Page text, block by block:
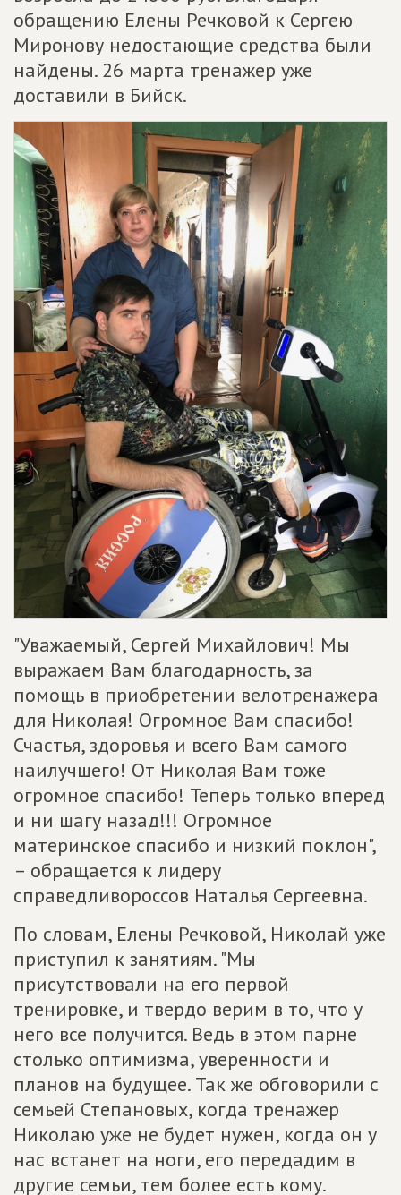
обращению Елены Речковой к Сергею
Миронову недостающие средства были
найдены. 26 марта тренажер уже
доставили в Бийск.
"Уважаемый, Сергей Михайлович! Мы
выражаем Вам благодарность, за
помощь в приобретении велотренажера
для Николая! Огромное Вам спасибо!
Счастья, здоровья и всего Вам самого
наилучшего! От Николая Вам тоже
огромное спасибо! Теперь только вперед
и ни шагу назад!!! Огромное
материнское спасибо и низкий поклон",
– обращается к лидеру
справедливороссов Наталья Сергеевна.
По словам, Елены Речковой, Николай уже
приступил к занятиям. "Мы
присутствовали на его первой
тренировке, и твердо верим в то, что у
него все получится. Ведь в этом парне
столько оптимизма, уверенности и
планов на будущее. Так же обговорили с
семьей Степановых, когда тренажер
Николаю уже не будет нужен, когда он у
нас встанет на ноги, его передадим в
другие семьи, тем более есть кому.